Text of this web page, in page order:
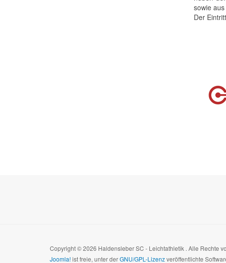
sowie
Der
Copyright © 2026 Haldensleber SC - Leichtathletik . Alle Rechte
Joomla!ist freie, unter derGNU/GPL-Lizenzveröffentlichte